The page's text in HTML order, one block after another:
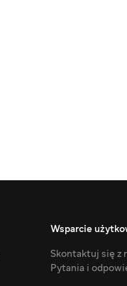
Wsparcie
Skontaktuj się z
Pytania i